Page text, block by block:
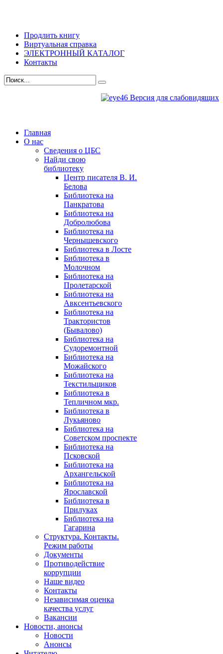
Продлить книгу
Виртуальная справка
ЭЛЕКТРОННЫЙ КАТАЛОГ
Контакты
Версия для слабовидящих
Главная
О нас
Сведения о ЦБС
Найди свою
библиотеку
Центр писателя В. И.
Белова
Библиотека на
Панкратова
Библиотека на
Добролюбова
Библиотека на
Чернышевского
Библиотека в Лосте
Библиотека в
Молочном
Библиотека на
Пролетарской
Библиотека на
Авксентьевского
Библиотека на
Трактористов
(Бывалово)
Библиотека на
Судоремонтной
Библиотека на
Можайского
Библиотека на
Текстильщиков
Библиотека в
Тепличном мкр.
Библиотека в
Лукьяново
Библиотека на
Советском проспекте
Библиотека на
Псковской
Библиотека на
Архангельской
Библиотека на
Ярославской
Библиотека в
Прилуках
Библиотека на
Гагарина
Структура. Контакты.
Режим работы
Документы
Противодействие
коррупции
Наше видео
Контакты
Независимая оценка
качества услуг
Вакансии
Новости, анонсы
Новости
Анонсы